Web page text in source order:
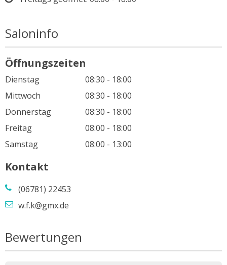
Saloninfo
Öffnungszeiten
Dienstag
08:30 - 18:00
Mittwoch
08:30 - 18:00
Donnerstag
08:30 - 18:00
Freitag
08:00 - 18:00
Samstag
08:00 - 13:00
Kontakt
(06781) 22453
w.f.k@gmx.de
Bewertungen